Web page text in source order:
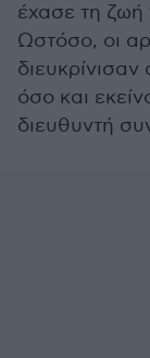
έχασε τη ζωή
Ωστόσο, οι
όσο και
διευθυντή